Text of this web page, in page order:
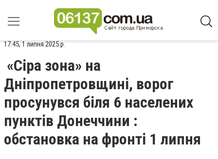
17:45, 1 липня 2025 р.
«Сіра зона» на
Дніпропетровщині, ворог
просунувся біля 6 населених
пунктів Донеччини :
обстановка на фронті 1 липня